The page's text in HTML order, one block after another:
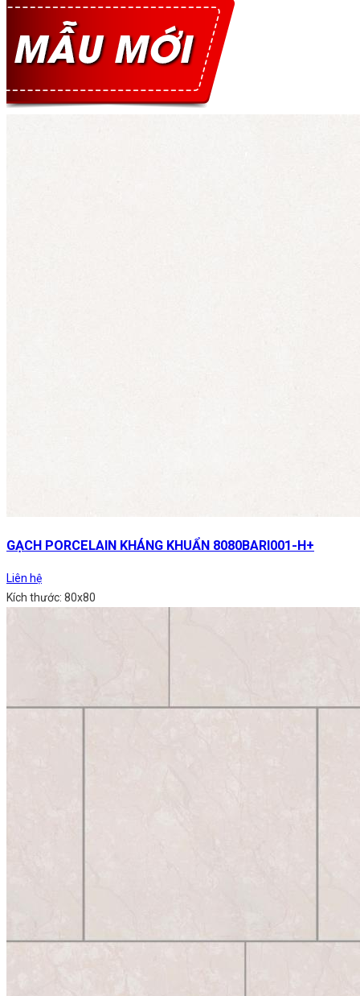
GẠCH PORCELAIN KHÁNG KHUẨN 8080BARI001-H+
Liên hệ
Kích thước: 80x80